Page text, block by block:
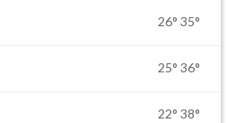
26° 35°
25° 36°
22° 38°